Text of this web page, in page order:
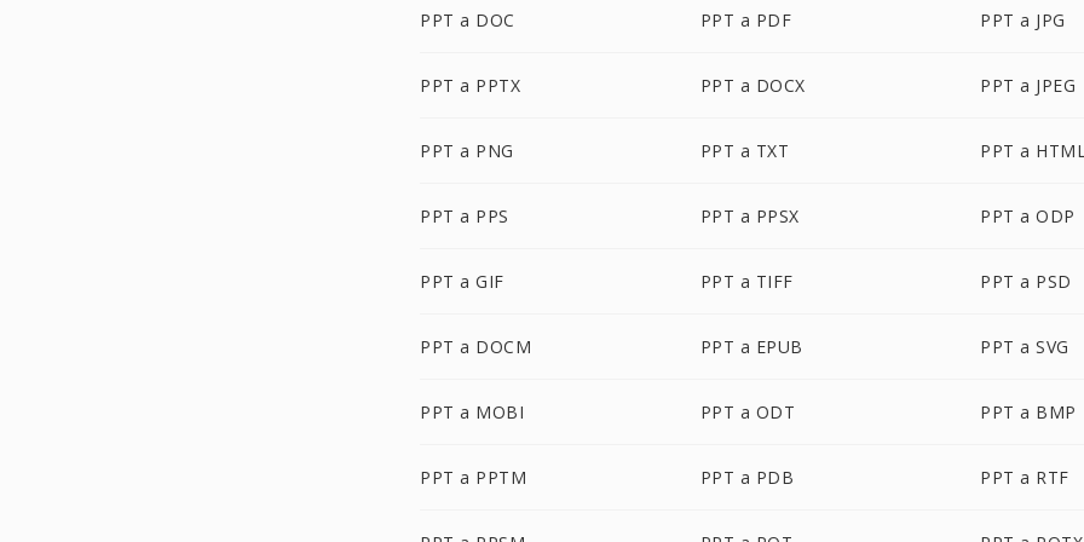
PPT a DOC PPT a PDF PPT a JPG
PPT a PPTX PPT a DOCX PPT a JPEG
PPT a PNG PPT a TXT PPT a
PPT a PPS PPT a PPSX PPT a ODP
PPT a GIF PPT a TIFF PPT a PSD
PPT a DOCM PPT a EPUB PPT a SVG
PPT a MOBI PPT a ODT PPT a BMP
PPT a PPTM PPT a PDB PPT a RTF